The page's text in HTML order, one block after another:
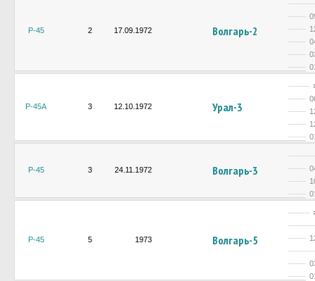
Р-45 2 17.09.1972 Волгарь-2
Р-45А 3 12.10.1972 Урал-3
Р-45 3 24.11.1972 Волгарь-3
Р-45 5 1973 Волгарь-5